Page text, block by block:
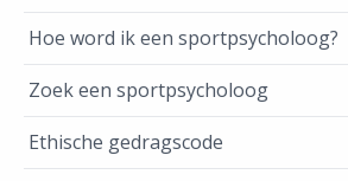
Hoe word ik een sportpsycholoog?
Zoek een sportpsycholoog
Ethische gedragscode